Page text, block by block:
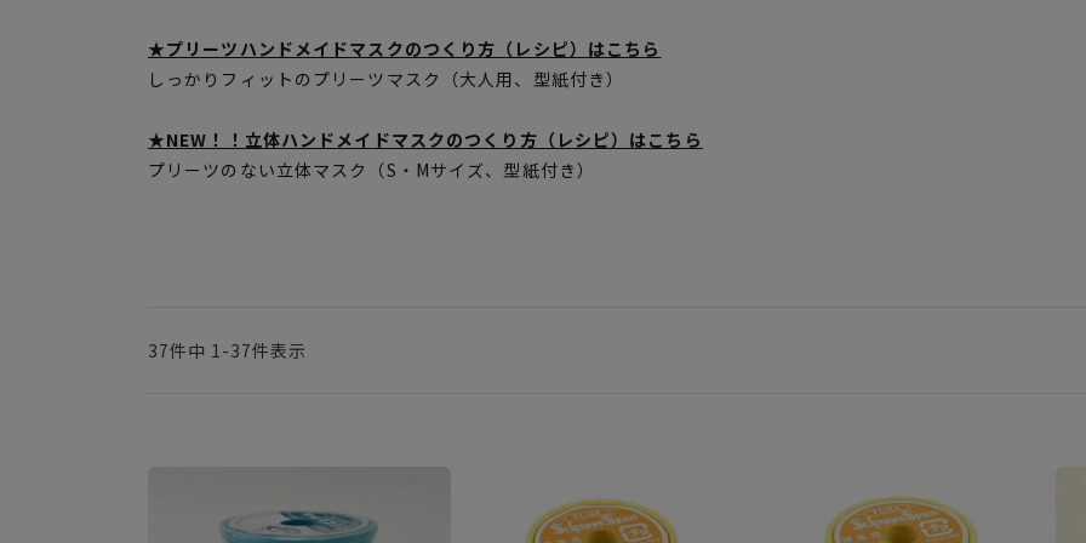
★プリーツハンドメイドマスクのつくり方（レシピ）はこちら
しっかりフィットのプリーツマスク（大人用、型紙付き）
★NEW！！立体ハンドメイドマスクのつくり方（レシピ）はこちら
プリーツのない立体マスク（S・Mサイズ、型紙付き）
37件中 1 -37件表示